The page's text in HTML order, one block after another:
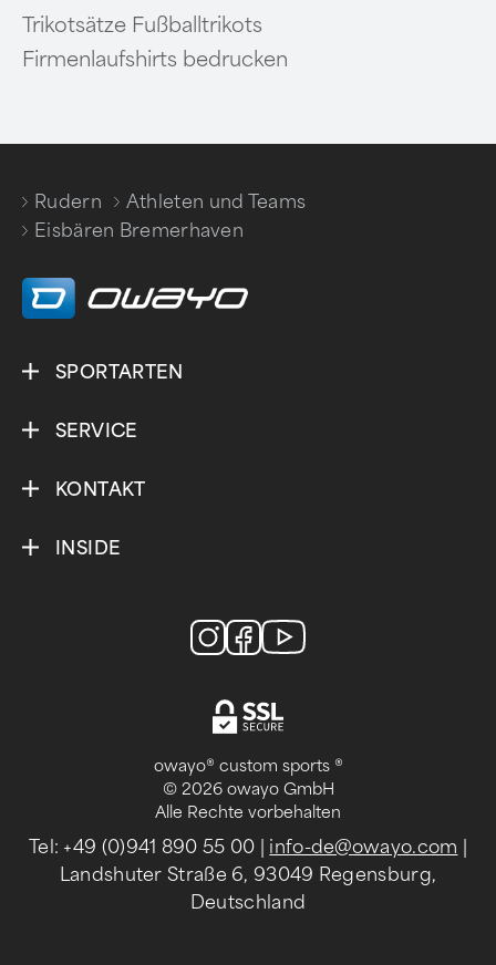
Trikotsätze Fußballtrikots
Firmenlaufshirts bedrucken
Rudern
/
Athleten und Teams
/
Eisbären Bremerhaven
SPORTARTEN
SERVICE
KONTAKT
INSIDE
owayo® custom sports ®
© 2026 owayo GmbH
Alle Rechte vorbehalten
Tel: +49 (0)941 890 55 00 info-de@owayo.com
Landshuter Straße 6, 93049 Regensburg,
Deutschland